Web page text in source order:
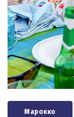
Марокко